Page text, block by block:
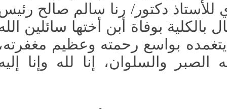
دكتور/ رنا سالم صالح رئيس
بوفاة أبن أختها سائلين الله
بواسع رحمته وعظيم مغفرته،
والسلوان، إنا لله وإنا إليه